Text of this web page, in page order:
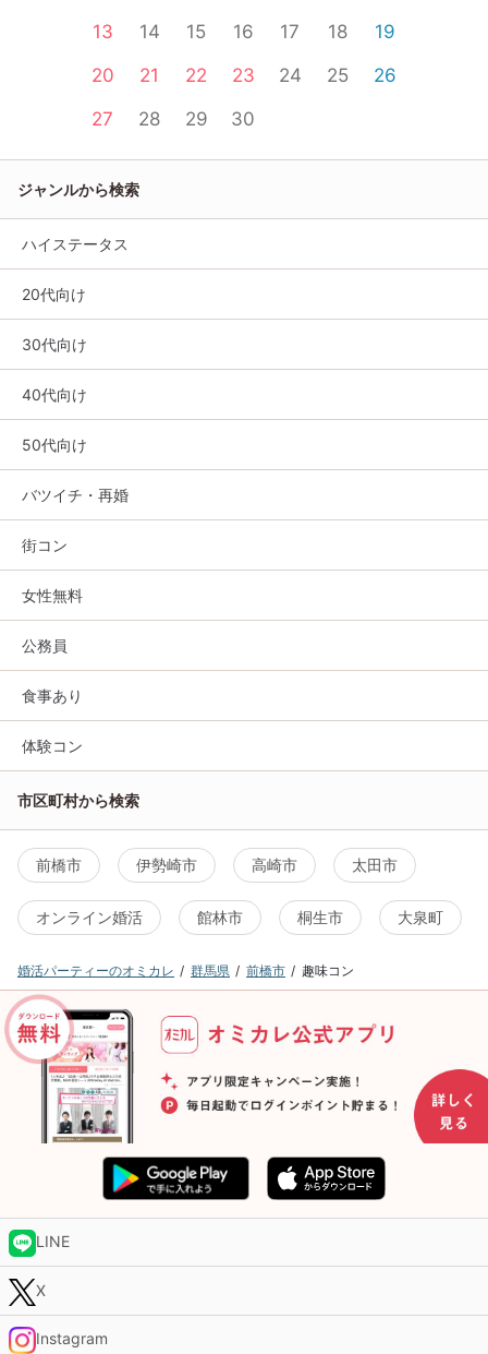
13 14 15 16 17 18
19
20
21 22 23 24 25
26
27
28 29 30
ジャンルから検索
ハイステータス
20代向け
30代向け
40代向け
50代向け
バツイチ・再婚
街コン
女性無料
公務員
食事あり
体験コン
市区町村から検索
前橋市 伊勢崎市 高崎市 太田市
オンライン婚活 館林市 桐生市 大泉町
婚活パーティーのオミカレ 群馬県 前橋市 趣味コン
LINE
X
Instagram